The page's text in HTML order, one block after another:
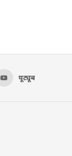
यूट्यूब